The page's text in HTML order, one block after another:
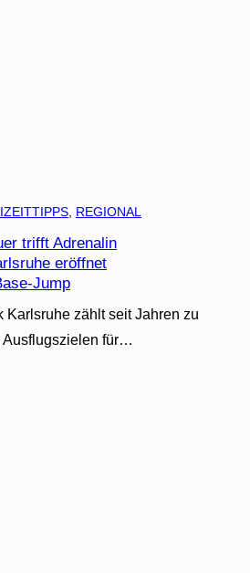
REGIONAL
trifft Adrenalin
eröffnet
Jump
Karlsruhe zählt seit Jahren zu
Ausflugszielen für…